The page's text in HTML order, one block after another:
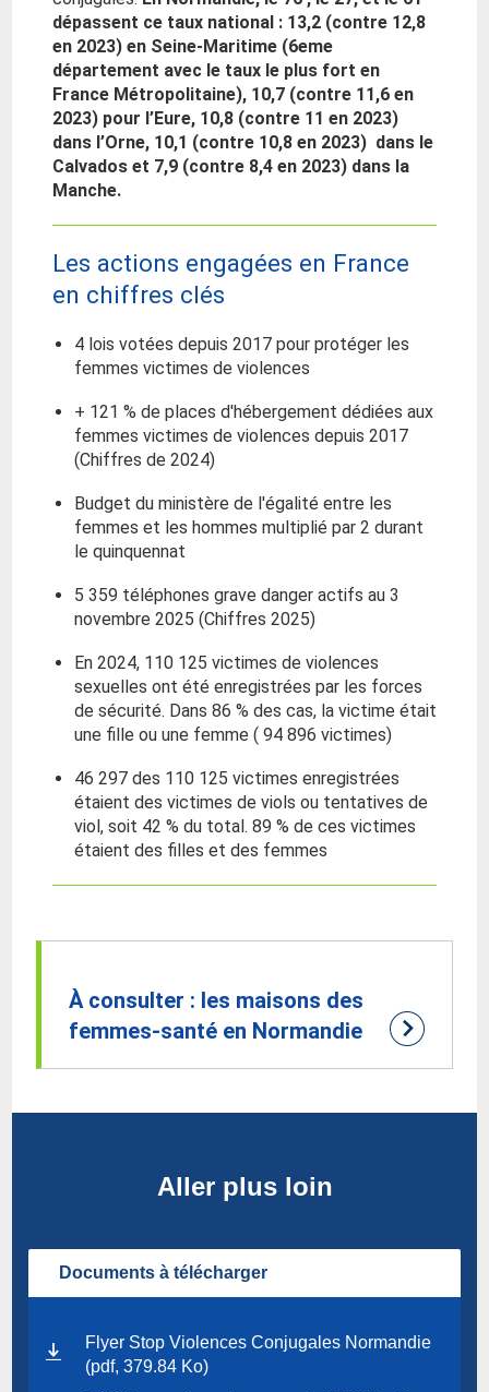
dépassent ce taux national : 13,2 (contre 12,8
en 2023) en Seine-Maritime (6eme
département avec le taux le plus fort en
France Métropolitaine), 10,7 (contre 11,6 en
2023) pour l’Eure, 10,8 (contre 11 en 2023)
dans l’Orne, 10,1 (contre 10,8 en 2023) dans le
Calvados et 7,9 (contre 8,4 en 2023) dans la
Manche.
Les actions engagées en France
en chiffres clés
4 lois votées depuis 2017 pour protéger les
femmes victimes de violences
+ 121 % de places d'hébergement dédiées aux
femmes victimes de violences depuis 2017
(Chiffres de 2024)
Budget du ministère de l'égalité entre les
femmes et les hommes multiplié par 2 durant
le quinquennat
5 359 téléphones grave danger actifs au 3
novembre 2025 (Chiffres 2025)
En 2024, 110 125 victimes de violences
sexuelles ont été enregistrées par les forces
de sécurité. Dans 86 % des cas, la victime était
une fille ou une femme ( 94 896 victimes)
46 297 des 110 125 victimes enregistrées
étaient des victimes de viols ou tentatives de
viol, soit 42 % du total. 89 % de ces victimes
étaient des filles et des femmes
À consulter : les maisons des
femmes-santé en Normandie
Aller plus loin
Documents à télécharger
Flyer Stop Violences Conjugales Normandie
(pdf, 379.84 Ko)